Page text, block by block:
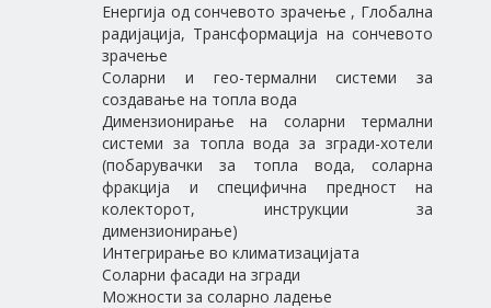
Енергија од сончевото зрачење , Глобална
радијација, Tрансформација на сончевото
зрачење
Соларни и гео-термални системи за
создавање на топла вода
Димензионирање на соларни термални
системи за топла вода за згради-хотели
(побарувачки за топла вода, соларна
фракција и специфична предност на
колекторот, инструкции за
димензионирање)
Интегрирање во климатизацијата
Соларни фасади на згради
Можности за соларно ладење